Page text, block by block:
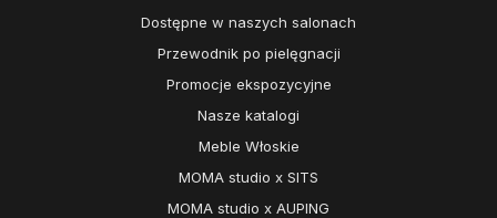
Dostępne w naszych salonach
Przewodnik po pielęgnacji
Promocje ekspozycyjne
Nasze katalogi
Meble Włoskie
MOMA studio x SITS
MOMA studio x AUPING